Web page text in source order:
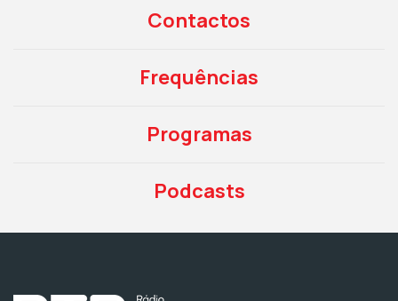
Contactos
Frequências
Programas
Podcasts